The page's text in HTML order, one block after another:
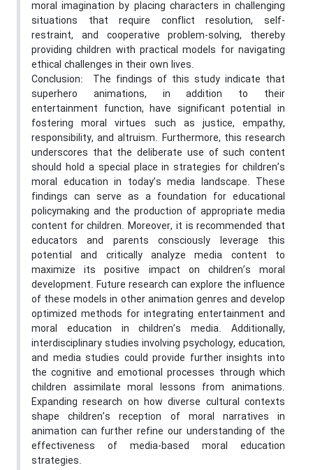
moral imagination by placing characters in challenging
situations that require conflict resolution, self-
restraint, and cooperative problem-solving, thereby
providing children with practical models for navigating
ethical challenges in their own lives.
Conclusion: The findings of this study indicate that
superhero animations, in addition to their
entertainment function, have significant potential in
fostering moral virtues such as justice, empathy,
responsibility, and altruism. Furthermore, this research
underscores that the deliberate use of such content
should hold a special place in strategies for children’s
moral education in today’s media landscape. These
findings can serve as a foundation for educational
policymaking and the production of appropriate media
content for children. Moreover, it is recommended that
educators and parents consciously leverage this
potential and critically analyze media content to
maximize its positive impact on children’s moral
development. Future research can explore the influence
of these models in other animation genres and develop
optimized methods for integrating entertainment and
moral education in children’s media. Additionally,
interdisciplinary studies involving psychology, education,
and media studies could provide further insights into
the cognitive and emotional processes through which
children assimilate moral lessons from animations.
Expanding research on how diverse cultural contexts
shape children’s reception of moral narratives in
animation can further refine our understanding of the
effectiveness of media-based moral education
strategies.